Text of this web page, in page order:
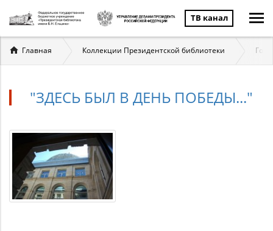
ТВ канал
Вы
здесь
Главная Коллекции Президентской библиотеки
"ЗДЕСЬ БЫЛ В ДЕНЬ ПОБЕДЫ..."